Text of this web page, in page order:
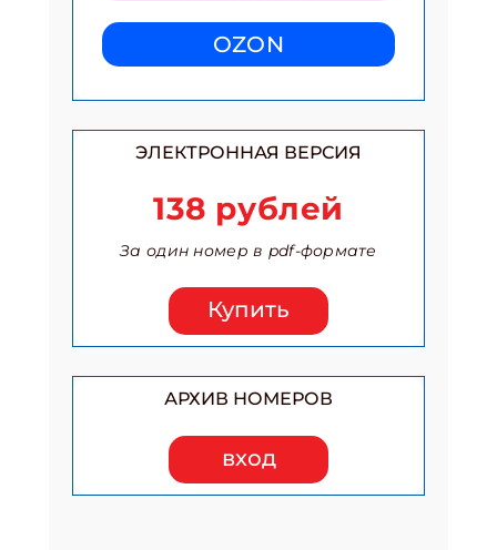
OZON
ЭЛЕКТРОННАЯ ВЕРСИЯ
138 рублей
За один номер в pdf-формате
Купить
АРХИВ НОМЕРОВ
вход